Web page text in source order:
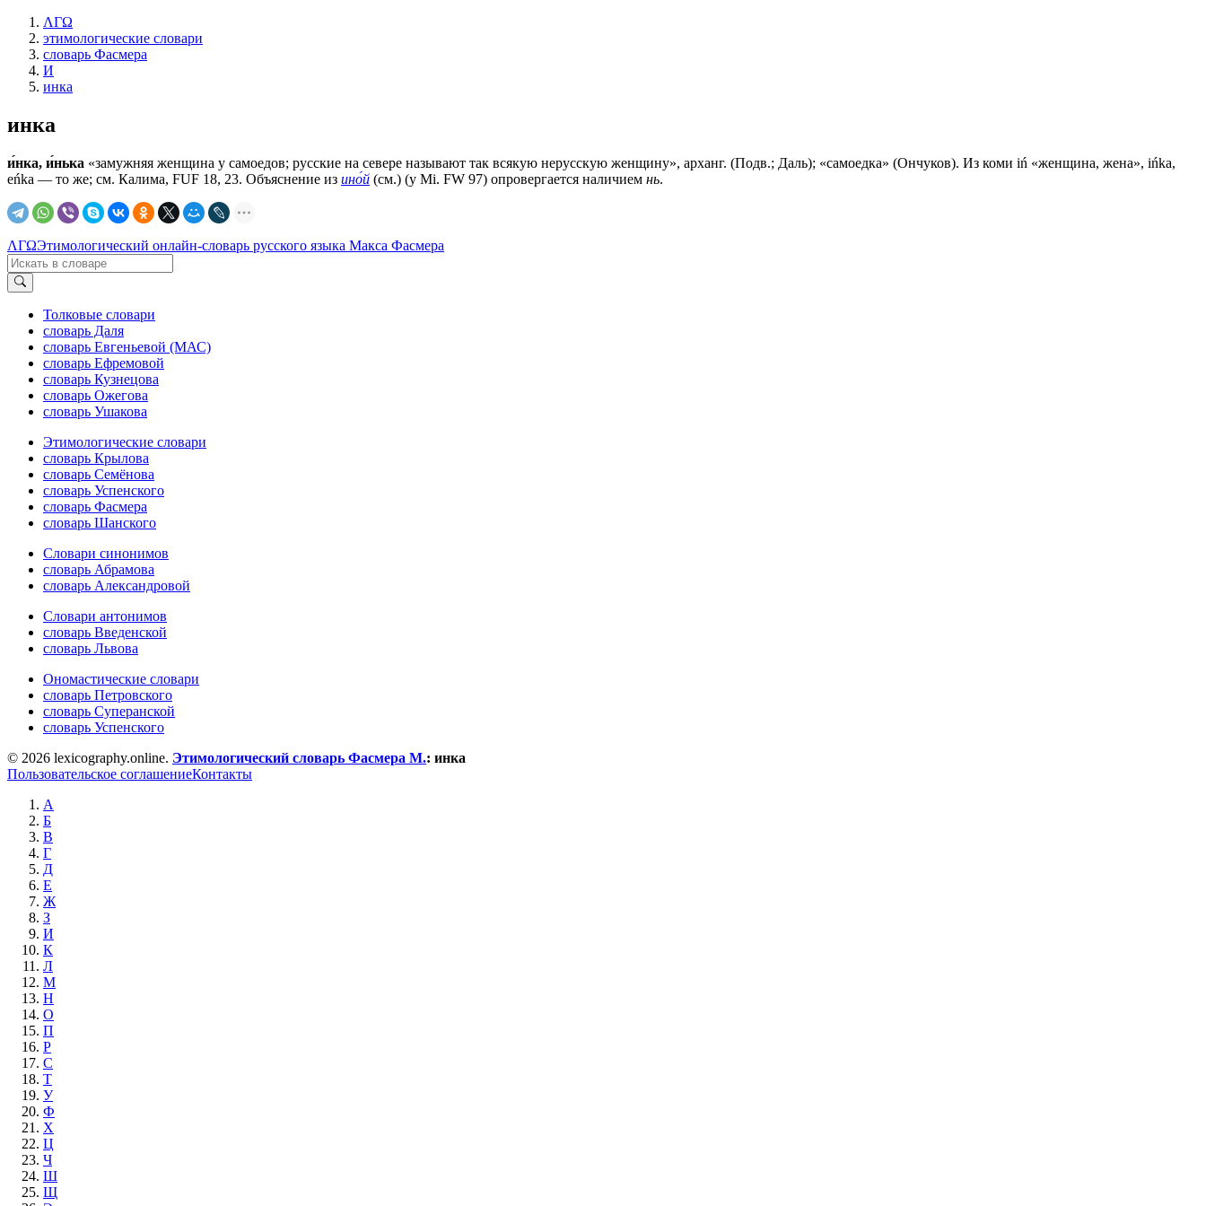
ΛΓΩ
этимологические словари
словарь Фасмера
И
инка
инка
и́нка, и́нька «замужняя женщина у самоедов; русские на севере называют так всякую нерусскую женщину», арханг. (Подв.; Даль); «самоедка» (Ончуков). Из коми iń «женщина, жена», ińka,
eńka — то же; см. Калима, FUF 18, 23. Объяснение из ино́й (см.) (у Мi. FW 97) опровергается наличием нь.
ΛΓΩЭтимологический онлайн-словарь русского языка Макса Фасмера
Толковые словари
словарь Даля
словарь Евгеньевой (МАС)
словарь Ефремовой
словарь Кузнецова
словарь Ожегова
словарь Ушакова
Этимологические словари
словарь Крылова
словарь Семёнова
словарь Успенского
словарь Фасмера
словарь Шанского
Словари синонимов
словарь Абрамова
словарь Александровой
Словари антонимов
словарь Введенской
словарь Львова
Ономастические словари
словарь Петровского
словарь Суперанской
словарь Успенского
© 2026 lexicography.online. Этимологический словарь Фасмера М.: инка
Пользовательское соглашениеКонтакты
А
Б
В
Г
Д
Е
Ж
З
И
К
Л
М
Н
О
П
Р
С
Т
У
Ф
Х
Ц
Ч
Ш
Щ